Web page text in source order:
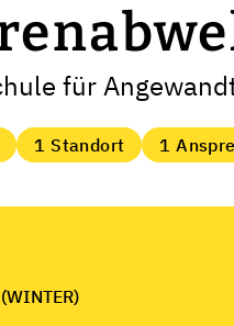
für
1 Standort 1